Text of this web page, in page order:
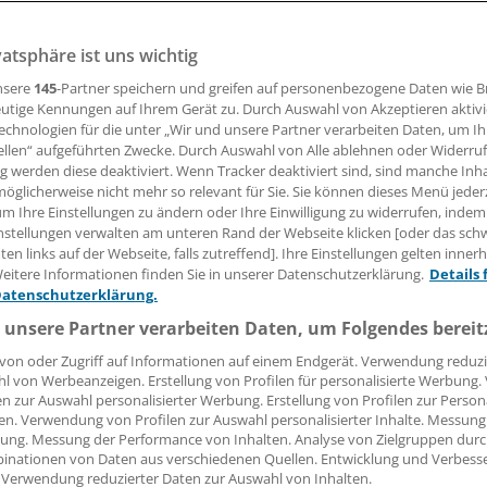
entstehen. Auf ihm wollen das Gesundheits- und
sowie die Staatskanzlei die Kompetenzen rund
bündeln.
17:41 Uhr
die bundesweit erste Fachhochschule für
für nichtärztliche Heilberufe sein. Das Projekt soll 500
ein Finanzvolumen von jährlich 75 Millionen Euro
wird eine entscheidende Ergänzung der nordrhein-
sagte Landesgesundheitsminister Karl-Josef
dort möglichst viele Institutionen der
wird sich das Landesinstitut für Gesundheit und Arbeit
ist uns wichtig
145-Partner speichern und greifen auf personenbezogene Daten wie
Kennungen auf Ihrem Gerät zu. Durch Auswahl von Akzeptieren
für die unter „Wir und unsere Partner verarbeiten Daten, um
aufgeführten Zwecke. Durch Auswahl von Alle ablehnen oder
werden diese deaktiviert. Wenn Tracker deaktiviert sind, sind manche
nicht mehr so relevant für Sie. Sie können dieses Menü
Ihre Einstellungen zu ändern oder Ihre Einwilligung zu widerrufen,
verwalten am unteren Rand der Webseite klicken [oder das
links auf der Webseite, falls zutreffend]. Ihre Einstellungen gelten
Informationen finden Sie in unserer Datenschutzerklärung. Details
Partner verarbeiten Daten, um Folgendes
oder Zugriff auf Informationen auf einem Endgerät. Verwendung
von Werbeanzeigen. Erstellung von Profilen für personalisierte
zur Auswahl personalisierter Werbung. Erstellung von Profilen zur
Verwendung von Profilen zur Auswahl personalisierter Inhalte.
Messung der Performance von Inhalten. Analyse von Zielgruppen
von Daten aus verschiedenen Quellen. Entwicklung und
reduzierter Daten zur Auswahl von Inhalten.